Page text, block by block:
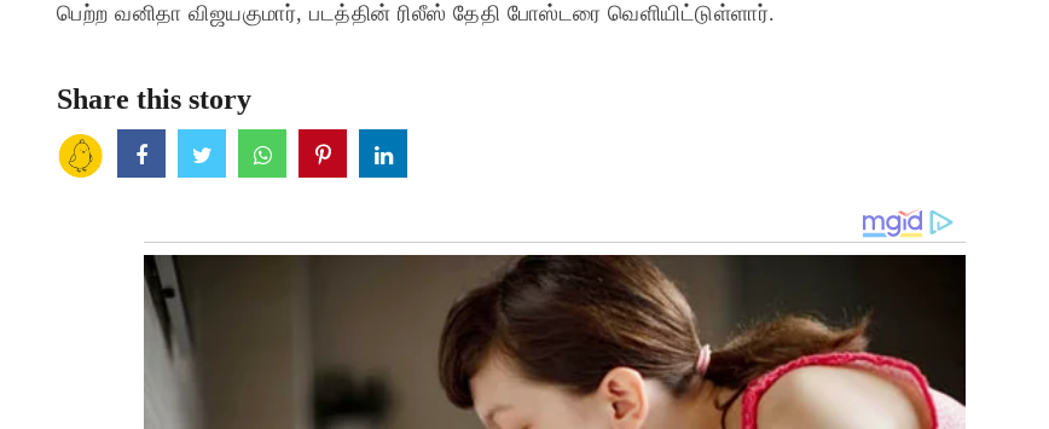
பெற்ற வனிதா விஜயகுமார், படத்தின் ரிலீஸ் தேதி போஸ்டரை வெளியிட்டுள்ளார்.
Share this story